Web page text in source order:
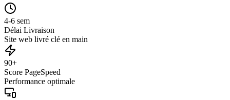
4-6 sem
Délai Livraison
Site web livré clé en main
90+
Score PageSpeed
Performance optimale